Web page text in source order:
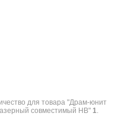
для товара "Драм-юнит
совместимый HB" 1.